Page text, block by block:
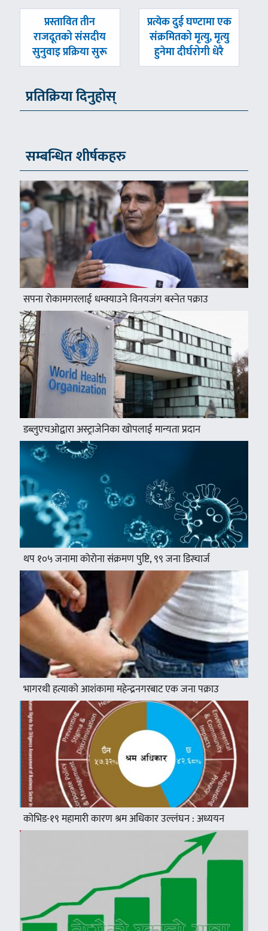
पछिल्लाे
-
प्रस्तावित तीन
राजदूतको संसदीय
सुनुवाइ प्रक्रिया सुरू
अघिल्लाे
-
प्रत्येक दुई घण्टामा एक
संक्रमितको मृत्यु, मृत्यु
हुनेमा दीर्घरोगी धेरै
प्रतिक्रिया दिनुहोस्
सम्बन्धित शीर्षकहरु
सपना रोकामगरलाई धम्क्याउने विनयजंग बस्नेत पक्राउ
डब्लुएचओद्वारा अस्ट्राजेनिका खोपलाई मान्यता प्रदान
थप १०५ जनामा कोरोना संक्रमण पुष्टि, ९९ जना डिस्चार्ज
भागरथी हत्याको आशंकामा महेन्द्रनगरबाट एक जना पक्राउ
कोभिड-१९ महामारी कारण श्रम अधिकार उल्लंघन : अध्ययन